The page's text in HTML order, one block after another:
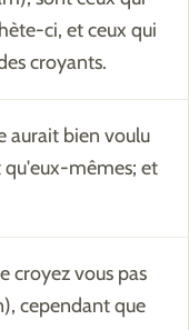
ci, et ceux qui
croyants.
aurait bien voulu
qu'eux-mêmes; et
croyez vous pas
cependant que